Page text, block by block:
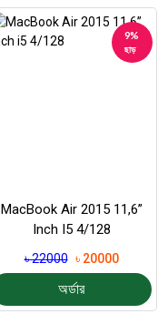
9%
ছাড়
MacBook Air 2015 11,6”
Inch I5 4/128
৳ 22000 ৳ 20000
অর্ডার